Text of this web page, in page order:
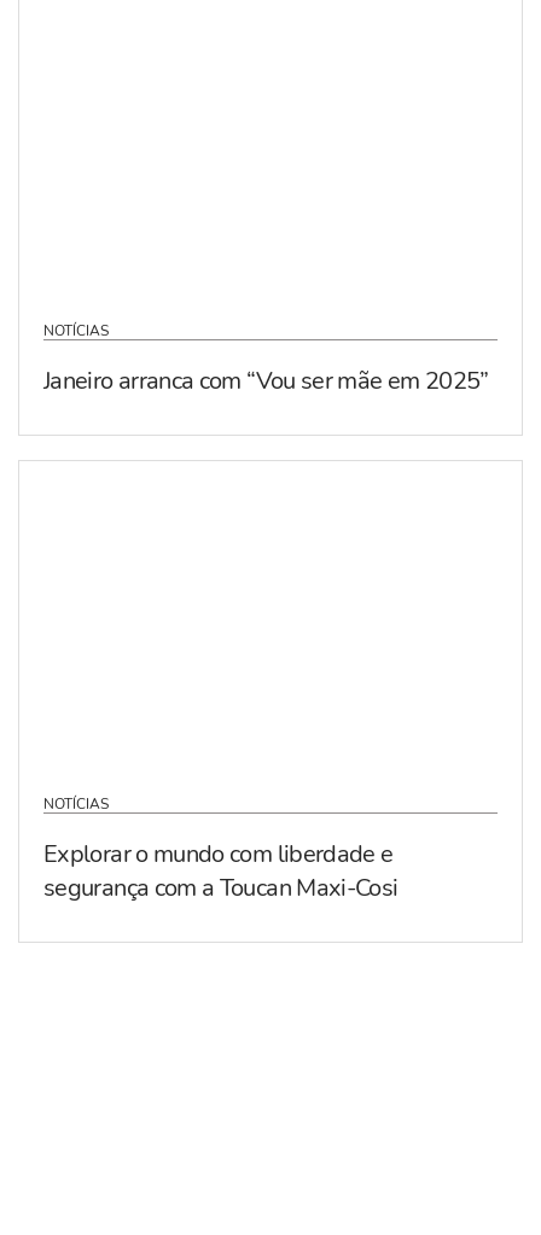
NOTÍCIAS
Janeiro arranca com “Vou ser mãe em 2025”
NOTÍCIAS
Explorar o mundo com liberdade e
segurança com a Toucan Maxi-Cosi